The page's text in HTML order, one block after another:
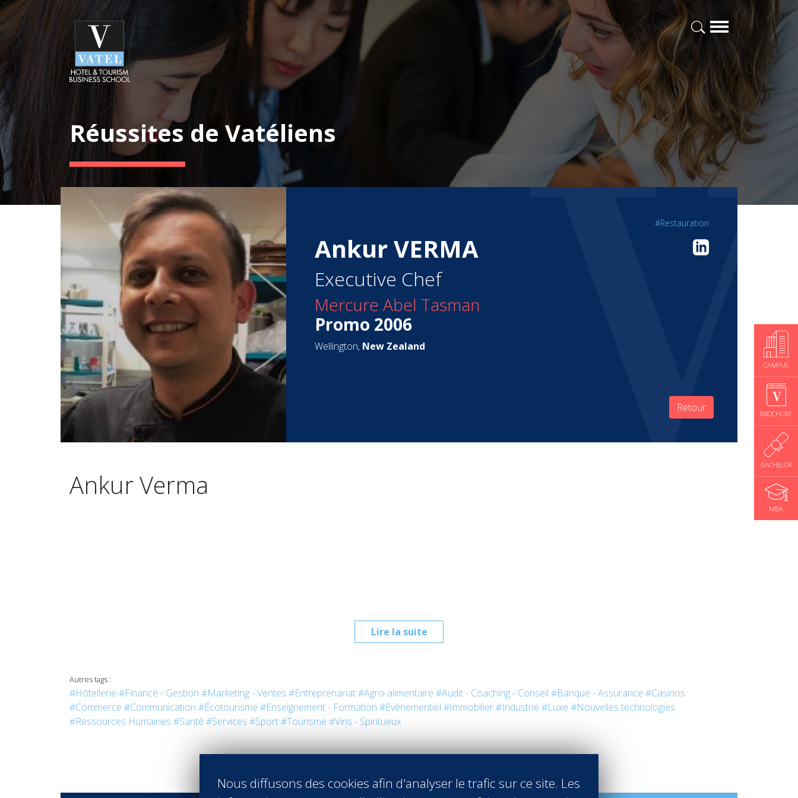
CAMPUS
BROCHURE
BACHELOR
MBA
Réussites de Vatéliens
#Restauration
Ankur VERMA
Executive Chef
Mercure Abel Tasman
Promo 2006
Wellington, New Zealand
Retour
Lire la suite
Ankur Verma
Autres tags :
#Hôtellerie #Finance - Gestion #Marketing - Ventes #Entreprenariat#Agro-alimentaire #Audit - Coaching - Conseil #Banque - Assurance #Casinos
#Commerce #Communication #Écotourisme #Enseignement - Formation #Evènementiel #Immobilier#Industrie #Luxe #Nouvelles technologies
#Ressources Humaines #Santé #Services #Sport#Tourisme #Vins - Spiritueux
Nous diffusons des cookies afin d'analyser le trafic sur ce site. Les